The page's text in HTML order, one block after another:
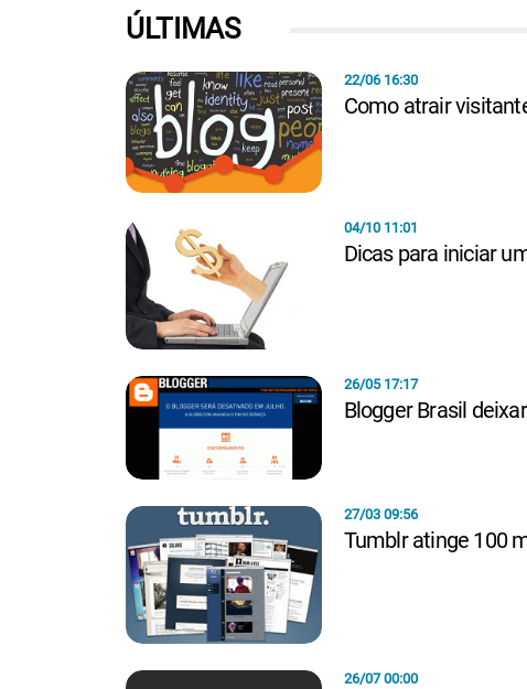
ÚLTIMAS
22/06 16:30
Como atrair
04/10 11:01
Dicas para iniciar
26/05 17:17
Blogger Brasil
27/03 09:56
Tumblr atinge 100
26/07 00:00